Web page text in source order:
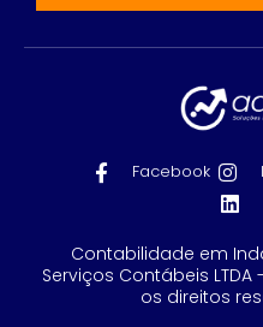
Facebook
Contabilidade em
Serviços Contábeis LTDA
os direitos